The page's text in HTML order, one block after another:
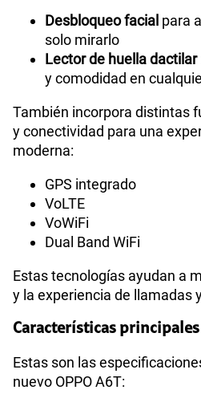
Desbloqueo facial para
solo mirarlo
Lector de huella dactilar
y comodidad en
También incorpora distintas
y conectividad para una
moderna:
GPS integrado
VoLTE
VoWiFi
Dual Band WiFi
Estas tecnologías ayudan a
y la experiencia de llamadas
Características principales
Estas son las
nuevo OPPO A6T: